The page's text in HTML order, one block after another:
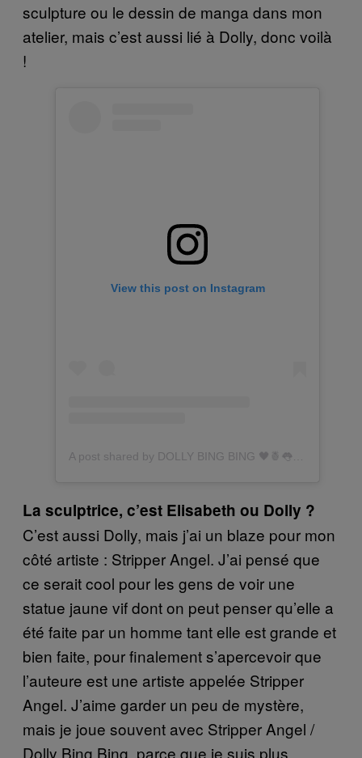
sculpture ou le dessin de manga dans mon
atelier, mais c’est aussi lié à Dolly, donc voilà
!
View this post on Instagram
La sculptrice, c’est Elisabeth ou Dolly ?
C’est aussi Dolly, mais j’ai un blaze pour mon
côté artiste : Stripper Angel. J’ai pensé que
ce serait cool pour les gens de voir une
statue jaune vif dont on peut penser qu’elle a
été faite par un homme tant elle est grande et
bien faite, pour finalement s’apercevoir que
l’auteure est une artiste appelée Stripper
Angel. J’aime garder un peu de mystère,
mais je joue souvent avec Stripper Angel /
Dolly Bing Bing, parce que je suis plus